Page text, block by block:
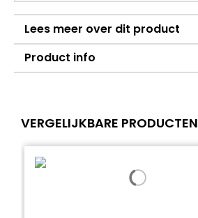
Lees meer over dit product
Product info
VERGELIJKBARE PRODUCTEN